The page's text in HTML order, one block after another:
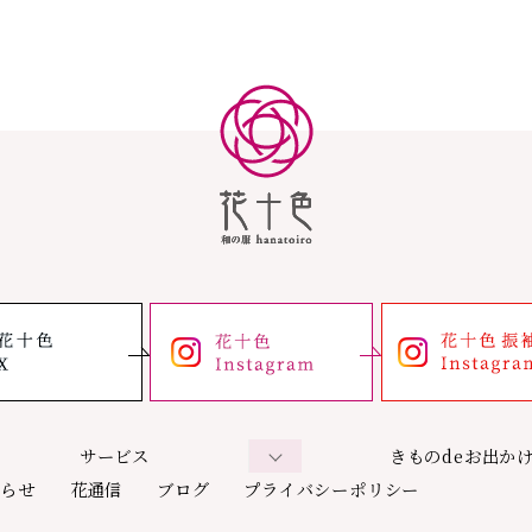
サービス
きものdeお出か
せ
花通信 ブログ プライバシーポリシー